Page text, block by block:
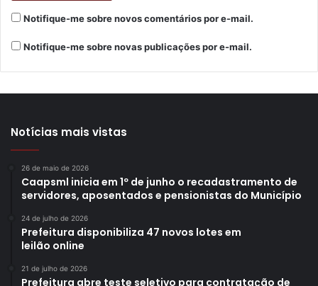
Foto: Divulgação
De acordo com Angélica Cristina, a oficina proporciona a
iniciação artística aos participantes, a partir de uma
experiência completa e coletiva da produção
cinematográfica. “Dessa forma, o intuito do projeto, nessa
terceira edição foi contribuir para enriquecer a leitura de
valorização do território onde vivem por meio do cinema.
Notifique-me sobre novos comentários por e-mail.
Notifique-me sobre novas publicações por e-mail.
Notícias mais vistas
26 de maio de 2026
Caapsml inicia em 1º de junho o recadastramento de
servidores, aposentados e pensionistas do Município
24 de julho de 2026
Prefeitura disponibiliza 47 novos lotes em
leilão online
21 de julho de 2026
Prefeitura abre teste seletivo para contratação de